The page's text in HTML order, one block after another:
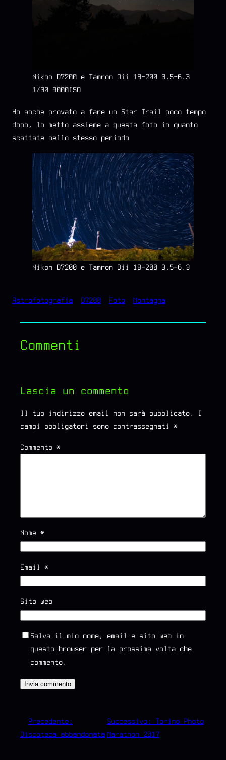
Nikon D7200 e Tamron Dii 18-200 3.5-6.3
1/30 9000ISO
Ho anche provato a fare un Star Trail poco tempo
dopo, lo metto assieme a questa foto in quanto
scattate nello stesso periodo
Nikon D7200 e Tamron Dii 18-200 3.5-6.3
Astrofotografia D7200 Foto Montagna
Commenti
Lascia un commento
Il tuo indirizzo email non sarà pubblicato.
I
campi obbligatori sono contrassegnati *
Commento *
Nome *
Email *
Sito web
Salva il mio nome, email e sito web in
questo browser per la prossima volta che
commento.
Precedente:
Discoteca abbandonata
Successivo: Torino Photo
Marathon 2017